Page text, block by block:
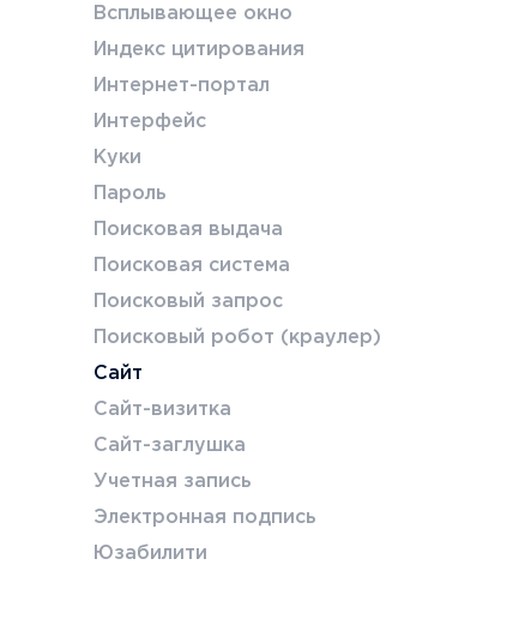
Всплывающее окно
Индекс цитирования
Интернет-портал
Интерфейс
Куки
Пароль
Поисковая выдача
Поисковая система
Поисковый запрос
Поисковый робот (краулер)
Сайт
Сайт-визитка
Сайт-заглушка
Учетная запись
Электронная подпись
Юзабилити